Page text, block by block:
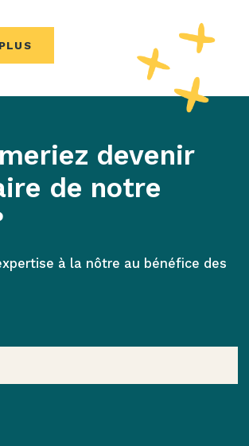
devenir
de notre
à la nôtre au bénéfice des